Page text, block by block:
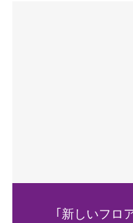
｢新しいフロ